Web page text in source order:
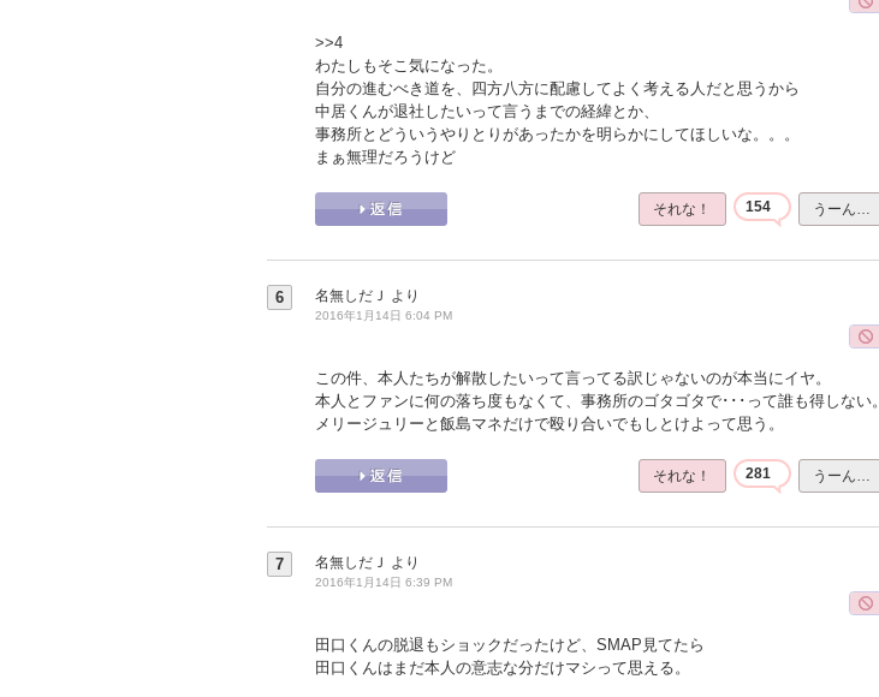
>>4
わたしもそこ気になった。
自分の進むべき道を、四方八方に配慮してよく考える人だと思うから
中居くんが退社したいって言うまでの経緯とか、
事務所とどういうやりとりがあったかを明らかにしてほしいな。。。
まぁ無理だろうけど
それな！ 154 うーん…
6 名無しだＪ より
2016年1月14日 6:04 PM
この件、本人たちが解散したいって言ってる訳じゃないのが本当にイヤ。
本人とファンに何の落ち度もなくて、事務所のゴタゴタで･･･って誰も得しない。
メリージュリーと飯島マネだけで殴り合いでもしとけよって思う。
それな！ 281 うーん…
7 名無しだＪ より
2016年1月14日 6:39 PM
田口くんの脱退もショックだったけど、SMAP見てたら
田口くんはまだ本人の意志な分だけマシって思える。